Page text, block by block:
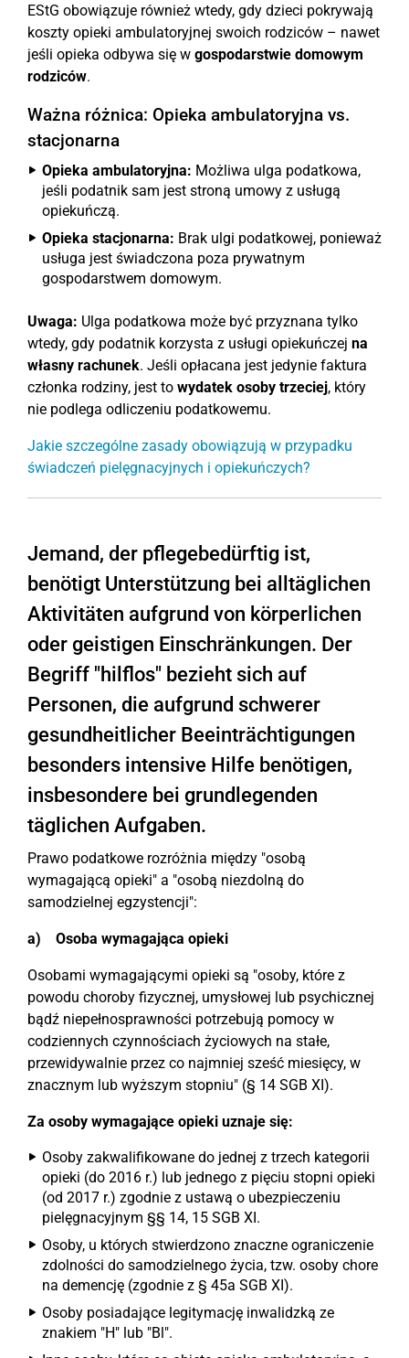
EStG obowiązuje również wtedy, gdy dzieci pokrywają
koszty opieki ambulatoryjnej swoich rodziców – nawet
jeśli opieka odbywa się w gospodarstwie domowym
rodziców.
Ważna różnica: Opieka ambulatoryjna vs.
stacjonarna
Opieka ambulatoryjna: Możliwa ulga podatkowa,
jeśli podatnik sam jest stroną umowy z usługą
opiekuńczą.
Opieka stacjonarna: Brak ulgi podatkowej, ponieważ
usługa jest świadczona poza prywatnym
gospodarstwem domowym.
Uwaga: Ulga podatkowa może być przyznana tylko
wtedy, gdy podatnik korzysta z usługi opiekuńczej na
własny rachunek. Jeśli opłacana jest jedynie faktura
członka rodziny, jest to wydatek osoby trzeciej, który
nie podlega odliczeniu podatkowemu.
Jakie szczególne zasady obowiązują w przypadku
świadczeń pielęgnacyjnych i opiekuńczych?
Jemand, der pflegebedürftig ist,
benötigt Unterstützung bei alltäglichen
Aktivitäten aufgrund von körperlichen
oder geistigen Einschränkungen. Der
Begriff "hilflos" bezieht sich auf
Personen, die aufgrund schwerer
gesundheitlicher Beeinträchtigungen
besonders intensive Hilfe benötigen,
insbesondere bei grundlegenden
täglichen Aufgaben.
Prawo podatkowe rozróżnia między "osobą
wymagającą opieki" a "osobą niezdolną do
samodzielnej egzystencji":
a) Osoba wymagająca opieki
Osobami wymagającymi opieki są "osoby, które z
powodu choroby fizycznej, umysłowej lub psychicznej
bądź niepełnosprawności potrzebują pomocy w
codziennych czynnościach życiowych na stałe,
przewidywalnie przez co najmniej sześć miesięcy, w
znacznym lub wyższym stopniu" (§ 14 SGB XI).
Za osoby wymagające opieki uznaje się:
Osoby zakwalifikowane do jednej z trzech kategorii
opieki (do 2016 r.) lub jednego z pięciu stopni opieki
(od 2017 r.) zgodnie z ustawą o ubezpieczeniu
pielęgnacyjnym §§ 14, 15 SGB XI.
Osoby, u których stwierdzono znaczne ograniczenie
zdolności do samodzielnego życia, tzw. osoby chore
na demencję (zgodnie z § 45a SGB XI).
Osoby posiadające legitymację inwalidzką ze
znakiem "H" lub "Bl".